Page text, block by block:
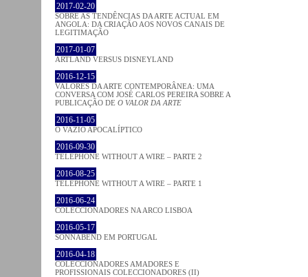
2017-02-20
SOBRE AS TENDÊNCIAS DA ARTE ACTUAL EM
ANGOLA: DA CRIAÇÃO AOS NOVOS CANAIS DE
LEGITIMAÇÃO
2017-01-07
ARTLAND VERSUS DISNEYLAND
2016-12-15
VALORES DA ARTE CONTEMPORÂNEA: UMA
CONVERSA COM JOSÉ CARLOS PEREIRA SOBRE A
PUBLICAÇÃO DE O VALOR DA ARTE
2016-11-05
O VAZIO APOCALÍPTICO
2016-09-30
TELEPHONE WITHOUT A WIRE – PARTE 2
2016-08-25
TELEPHONE WITHOUT A WIRE – PARTE 1
2016-06-24
COLECCIONADORES NA ARCO LISBOA
2016-05-17
SONNABEND EM PORTUGAL
2016-04-18
COLECCIONADORES AMADORES E
PROFISSIONAIS COLECCIONADORES (II)